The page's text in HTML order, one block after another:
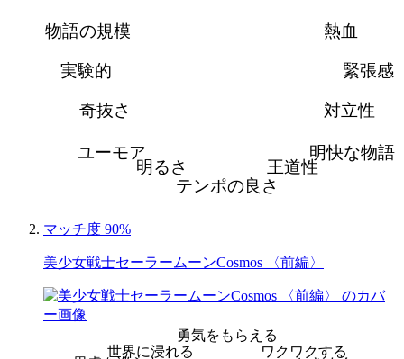
熱血
緊張感
対立性
明快な物語
王道性
テンポの良さ
明るさ
ユーモア
奇抜さ
実験的
物語の規模
マッチ度 90%
美少女戦士セーラームーンCosmos 〈前編〉
勇気をもらえる
ワクワクする
世界に浸れる